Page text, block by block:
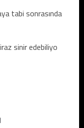
tabi sonrasında
sinir edebiliyo